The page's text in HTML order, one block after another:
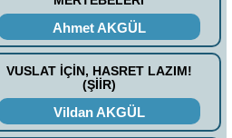
Ahmet AKGÜL
VUSLAT İÇİN, HASRET LAZIM!
(ŞİİR)
Vildan AKGÜL